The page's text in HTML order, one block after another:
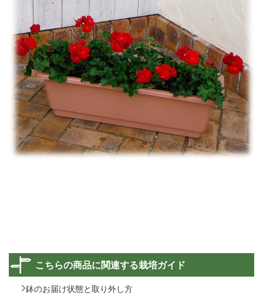
こちらの商品に関連する栽培ガイド
鉢のお届け状態と取り外し方